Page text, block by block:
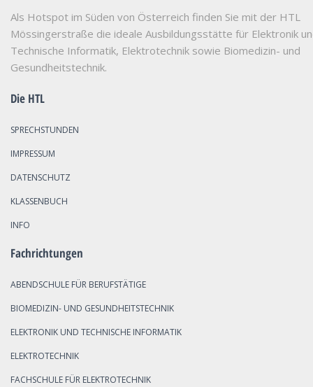
Als Hotspot im Süden von Österreich finden Sie mit der HTL
Mössingerstraße die ideale Ausbildungsstätte für Elektronik
Technische Informatik, Elektrotechnik sowie Biomedizin- und
Gesundheitstechnik.
Die HTL
SPRECHSTUNDEN
IMPRESSUM
DATENSCHUTZ
KLASSENBUCH
INFO
Fachrichtungen
ABENDSCHULE FÜR BERUFSTÄTIGE
BIOMEDIZIN- UND GESUNDHEITSTECHNIK
ELEKTRONIK UND TECHNISCHE INFORMATIK
ELEKTROTECHNIK
FACHSCHULE FÜR ELEKTROTECHNIK